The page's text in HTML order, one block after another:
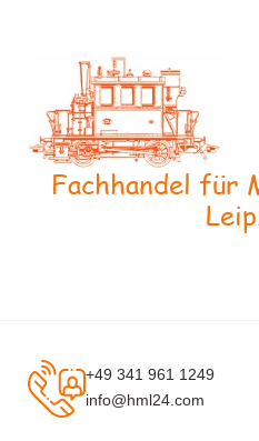
Fachhandel für
+49 341 961 1249
info@hml24.com